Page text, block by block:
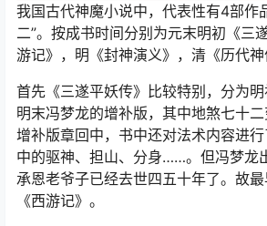
我国古代神魔小说中，代表性有4部作
二”。按成书时间分别为元末明初《三
游记》，明《封神演义》，清《历代神
首先《三遂平妖传》比较特别，分为
明末冯梦龙的增补版，其中地煞七十
增补版章回中，书中还对法术内容进
中的驱神、担山、分身……。但冯梦龙
承恩老爷子已经去世四五十年了。故
《西游记》。